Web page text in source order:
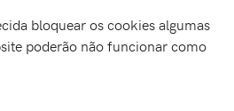
bloquear os cookies algumas
poderão não funcionar como